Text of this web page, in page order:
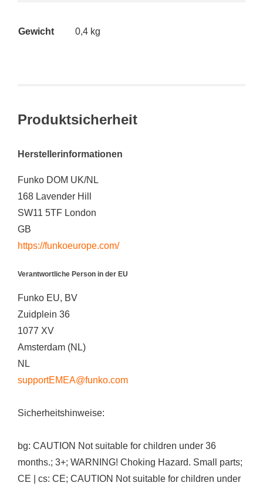
Gewicht 0,4 kg
Produktsicherheit
Herstellerinformationen
Funko DOM UK/NL
168 Lavender Hill
SW11 5TF London
GB
https://funkoeurope.com/
Verantwortliche Person in der EU
Funko EU, BV
Zuidplein 36
1077 XV
Amsterdam (NL)
NL
supportEMEA@funko.com
Sicherheitshinweise:
bg: CAUTION Not suitable for children under 36
months.; 3+; WARNING! Choking Hazard. Small parts;
CE | cs: CE; CAUTION Not suitable for children under